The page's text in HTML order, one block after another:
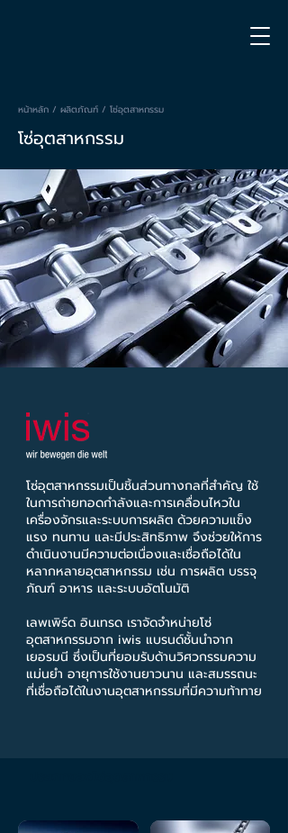
หน้าหลัก / ผลิตภัณฑ์ / โซ่อุตสาหกรรม
โซ่อุตสาหกรรม
โซ่อุตสาหกรรมเป็นชิ้นส่วนทางกลที่สำคัญ ใช้
ในการถ่ายทอดกำลังและการเคลื่อนไหวใน
เครื่องจักรและระบบการผลิต ด้วยความแข็ง
แรง ทนทาน และมีประสิทธิภาพ จึงช่วยให้การ
ดำเนินงานมีความต่อเนื่องและเชื่อถือได้ใน
หลากหลายอุตสาหกรรม เช่น การผลิต บรรจุ
ภัณฑ์ อาหาร และระบบอัตโนมัติ
เลพเพิร์ด อินเทรด เราจัดจำหน่ายโซ่
อุตสาหกรรมจาก iwis แบรนด์ชั้นนำจาก
เยอรมนี ซึ่งเป็นที่ยอมรับด้านวิศวกรรมความ
แม่นยำ อายุการใช้งานยาวนาน และสมรรถนะ
ที่เชื่อถือได้ในงานอุตสาหกรรมที่มีความท้าทาย